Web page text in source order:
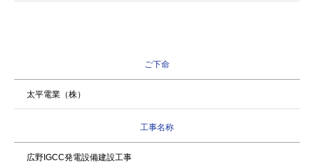
ご下命
太平電業（株）
工事名称
広野IGCC発電設備建設工事